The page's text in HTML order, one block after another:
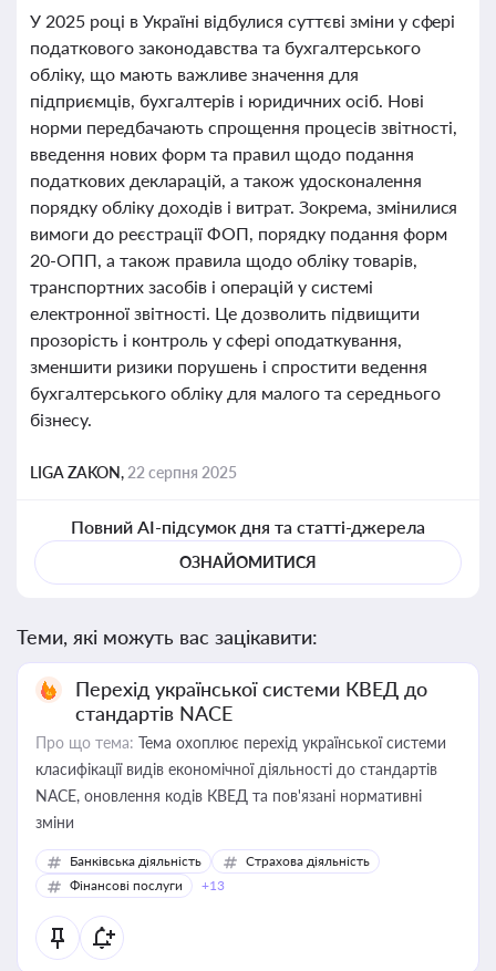
У 2025 році в Україні відбулися суттєві зміни у сфері
податкового законодавства та бухгалтерського
обліку, що мають важливе значення для
підприємців, бухгалтерів і юридичних осіб. Нові
норми передбачають спрощення процесів звітності,
введення нових форм та правил щодо подання
податкових декларацій, а також удосконалення
порядку обліку доходів і витрат. Зокрема, змінилися
вимоги до реєстрації ФОП, порядку подання форм
20-ОПП, а також правила щодо обліку товарів,
транспортних засобів і операцій у системі
електронної звітності. Це дозволить підвищити
прозорість і контроль у сфері оподаткування,
зменшити ризики порушень і спростити ведення
бухгалтерського обліку для малого та середнього
бізнесу.
LIGA ZAKON, 22 серпня 2025
Повний AI-підсумок дня та статті-джерела
ОЗНАЙОМИТИСЯ
Теми, які можуть вас зацікавити:
Перехід української системи КВЕД до
стандартів NACE
Про що тема: Тема охоплює перехід української системи
класифікації видів економічної діяльності до стандартів
NACE, оновлення кодів КВЕД та пов'язані нормативні
зміни
Банківська діяльність
Страхова діяльність
Фінансові послуги
+13